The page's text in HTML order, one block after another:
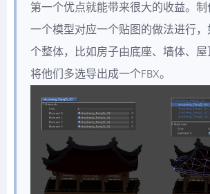
第一个优点就能带来很大的收益。
一个模型对应一个贴图的做法进行
个整体，比如房子由底座、墙体、
将他们多选导出成一个FBX。